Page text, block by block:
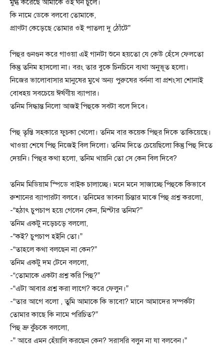
মুগ্ধ করেছে আমাকে ওই ঘন চুলে।
কি নামে ডেকে বলবো তোমাকে,
প্রাণটা কেড়েছে তোমার ওই পাতলা দু ঠোঁটে”
পিহুর গুনগুন করে গাওয়া এই গানটা শুনে হয়তো যে কেউ হেঁসে ফেলতো
কিন্তু তনিম হাসলো না। বরং তার বুকে চিনচিনে ব্যথা অনুভূত হলো।
নিজের ভালোবাসার মানুষের মুখে অন্য পুরুষের বর্ননা বা প্রশংসা শোনাই
বোধহয় সবচেয়ে ঈর্ষণীয় ব্যাপার।
তনিম সিদ্ধান্ত নিলো আজই পিহুকে সবটা বলে দিবে।
পিহু তৃপ্তি সহকারে ফুচকা খেলো। তনিম বার কয়েক পিহুর দিকে তাকিয়েছে।
খাওয়া শেষে পিহু নিজেই বিল দিলো। তনিম দিতে চেয়েছিলো কিন্তু পিহু দিতে
দেয়নি। পিহুর কথা হলো, তনিম খায়নি তো সে কেন বিল দিবে?
তনিম মিডিয়াম স্পিডে বাইক চালাচ্ছে। মনে মনে সাজাচ্ছে পিহুকে কিভাবে
রুশানের ব্যাপারটা বলবে। তনিমের ভাবনা চিন্তার মাঝে পিহু প্রশ্ন করলো,
-“হঠাৎ চুপচাপ হয়ে গেলেন কেন, মিস্টার তনিম?”
তনিম একটু নড়েচড়ে বললো,
-“কই? চুপচাপ হইনি তো।”
-“তাহলে কথা বলছেন না কেন?”
তনিম একটু দম টেনে বললো,
-“তোমাকে একটা প্রশ্ন করি পিহু?”
-“এটা আবার প্রশ্ন করা লাগে? করে ফেলুন।”
-“তার আগে বলো , তুমি আমাকে কি ভাবো? মানে আমাদের সম্পর্কটা
তোমার কাছে কি নামে পরিচিত?”
পিহু ভ্রু কুঁচকে বললো,
-” আরে এমন হেঁয়ালি করছেন কেন? সরাসরি বলুন না যা বলবেন।”